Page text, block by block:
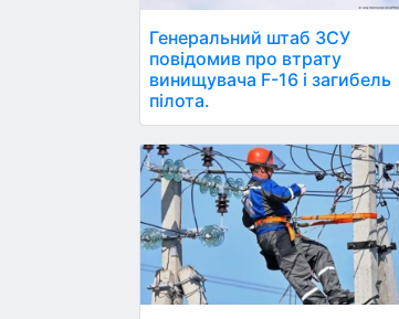
Генеральний штаб ЗСУ
повідомив про втрату
винищувача F-16 і загибель
пілота.